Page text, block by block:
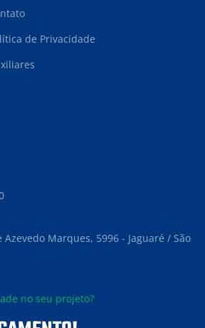
de Privacidade
Azevedo Marques, 5996 - Jaguaré / São
no seu projeto?